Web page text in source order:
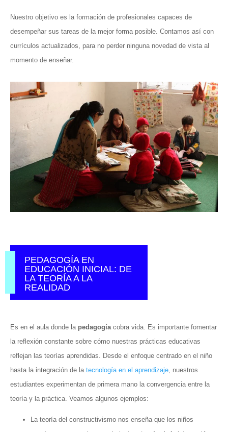
Nuestro objetivo es la formación de profesionales capaces de
desempeñar sus tareas de la mejor forma posible. Contamos así con
currículos actualizados, para no perder ninguna novedad de vista al
momento de enseñar.
PEDAGOGÍA EN
EDUCACIÓN INICIAL: DE
LA TEORÍA A LA
REALIDAD
Es en el aula donde la pedagogía cobra vida. Es importante fomentar
la reflexión constante sobre cómo nuestras prácticas educativas
reflejan las teorías aprendidas. Desde el enfoque centrado en el niño
hasta la integración de la tecnología en el aprendizaje, nuestros
estudiantes experimentan de primera mano la convergencia entre la
teoría y la práctica. Veamos algunos ejemplos:
La teoría del constructivismo nos enseña que los niños